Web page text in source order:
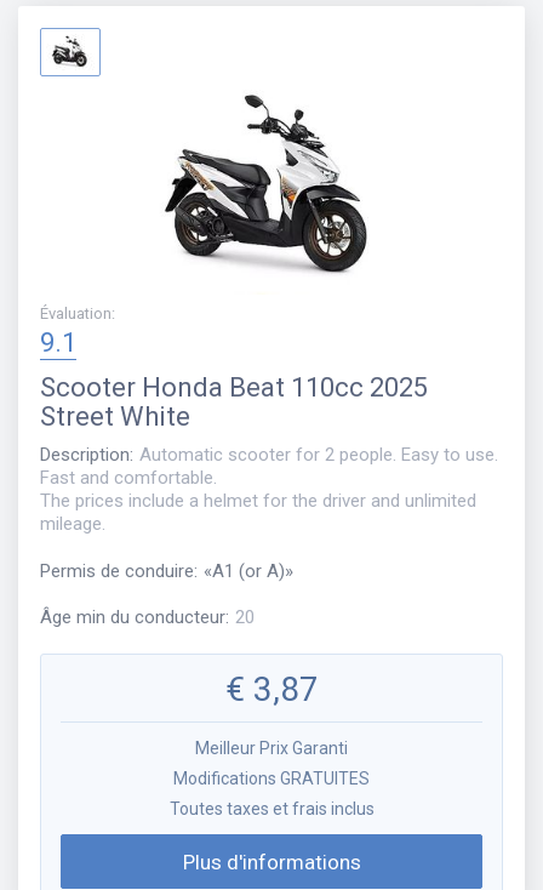
Évaluation:
9.1
Scooter Honda Beat 110cc 2025
Street White
Description: Automatic scooter for 2 people. Easy to use.
Fast and comfortable.
The prices include a helmet for the driver and unlimited
mileage.
Permis de conduire: «A1 (or A)»
Âge min du conducteur: 20
€ 3,87
Meilleur Prix Garanti
Modifications GRATUITES
Toutes taxes et frais inclus
Plus d'informations